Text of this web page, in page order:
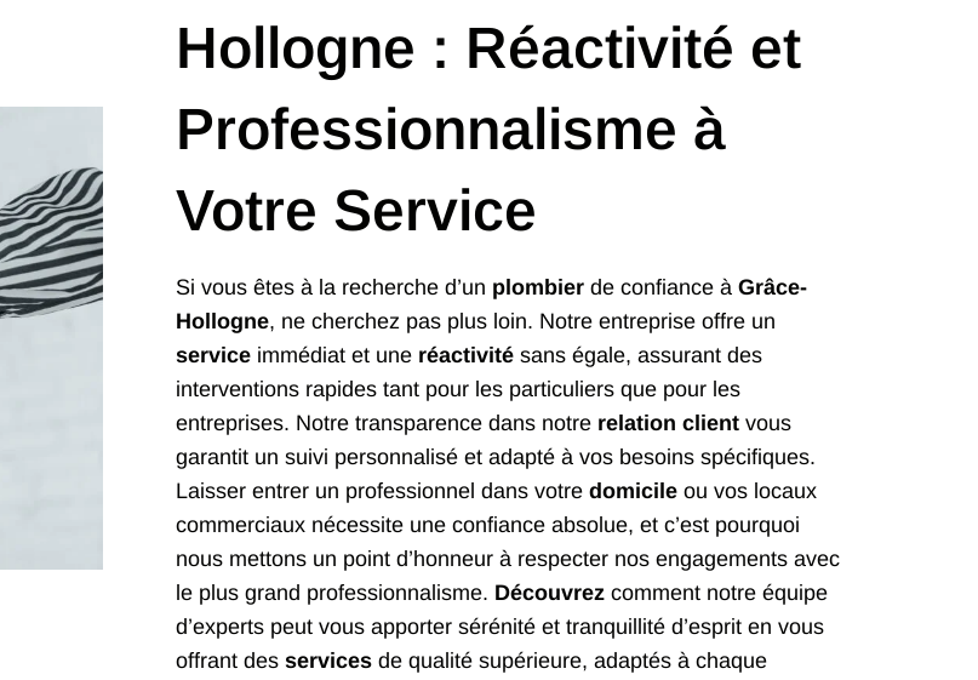
Hollogne : Réactivité et
Professionnalisme à
Votre Service
Si vous êtes à la recherche d’un plombier de confiance à Grâce-
Hollogne, ne cherchez pas plus loin. Notre entreprise offre un
service immédiat et une réactivité sans égale, assurant des
interventions rapides tant pour les particuliers que pour les
entreprises. Notre transparence dans notre relation client vous
garantit un suivi personnalisé et adapté à vos besoins spécifiques.
Laisser entrer un professionnel dans votre domicile ou vos locaux
commerciaux nécessite une confiance absolue, et c’est pourquoi
nous mettons un point d’honneur à respecter nos engagements avec
le plus grand professionnalisme. Découvrez comment notre équipe
d’experts peut vous apporter sérénité et tranquillité d’esprit en vous
offrant des services de qualité supérieure, adaptés à chaque